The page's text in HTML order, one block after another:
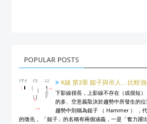
POPULAR POSTS
K線 第3章 鎚子與吊人…比較
下影線很長，上影線不存在（或很短
的多、空意義取決於趨勢中所發生的
趨勢中則稱為鎚子 （ Hammer ） ，
的徵兆， 「鎚子」的名稱有兩個涵義，一是「奮力躍